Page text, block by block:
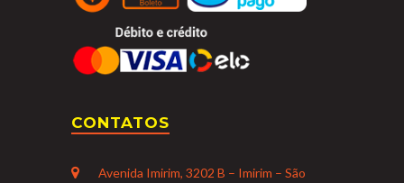
CONTATOS
Avenida Imirim, 3202 B – Imirim – São